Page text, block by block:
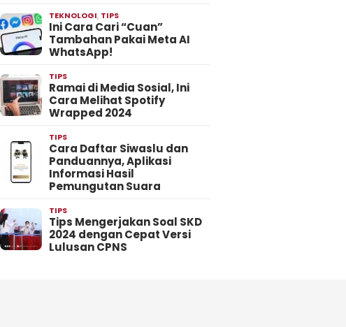
TEKNOLOGI, TIPS
Ini Cara Cari “Cuan”
Tambahan Pakai Meta AI
WhatsApp!
TIPS
Ramai di Media Sosial, Ini
Cara Melihat Spotify
Wrapped 2024
TIPS
Cara Daftar Siwaslu dan
Panduannya, Aplikasi
Informasi Hasil
Pemungutan Suara
TIPS
Tips Mengerjakan Soal SKD
2024 dengan Cepat Versi
Lulusan CPNS